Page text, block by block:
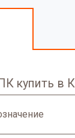
купить в